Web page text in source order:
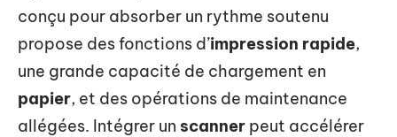
conçu pour absorber un rythme soutenu
propose des fonctions d’impression rapide,
une grande capacité de chargement en
papier, et des opérations de maintenance
allégées. Intégrer un scanner peut accélérer